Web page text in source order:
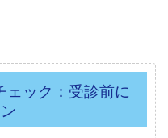
ック：受診前に